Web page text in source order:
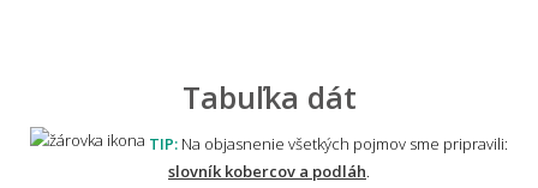
Tabuľka dát
TIP: Na objasnenie všetkých pojmov sme pripravili:
slovník kobercov a podláh